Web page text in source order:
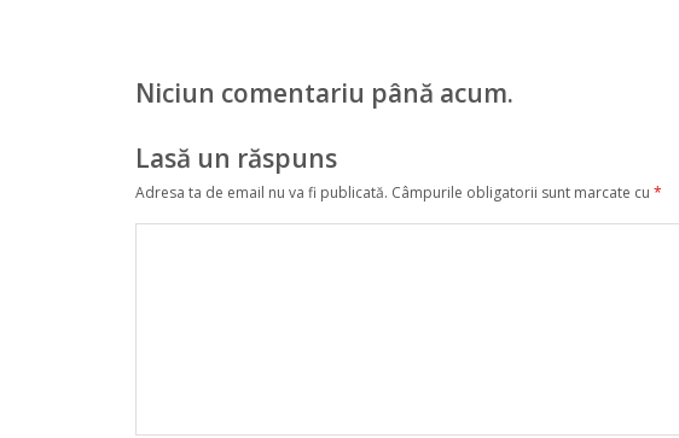
Niciun comentariu până acum.
Lasă un răspuns
Adresa ta de email nu va fi publicată. Câmpurile obligatorii sunt marcate cu *